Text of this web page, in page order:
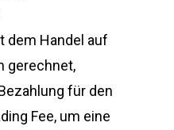
dem Handel auf
gerechnet,
für den
Fee, um eine